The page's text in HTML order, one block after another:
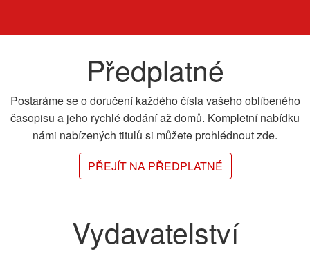
Předplatné
Postaráme se o doručení každého čísla vašeho oblíbeného
časopisu a jeho rychlé dodání až domů. Kompletní nabídku
námi nabízených titulů si můžete prohlédnout zde.
PŘEJÍT NA PŘEDPLATNÉ
Vydavatelství